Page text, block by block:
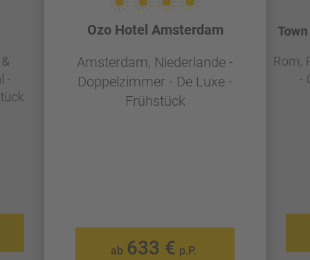
-
Ozo Hotel Amsterdam
Amsterdam, Niederlande -
Doppelzimmer - De Luxe -
Frühstück
ab 633 € p.P.
Rom,
-